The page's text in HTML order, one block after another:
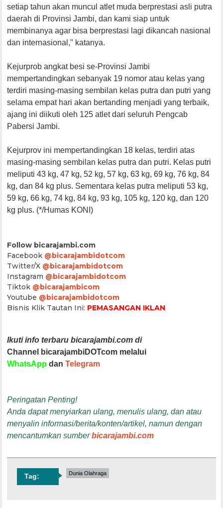
setiap tahun akan muncul atlet muda berprestasi asli putra
daerah di Provinsi Jambi, dan kami siap untuk
membinanya agar bisa berprestasi lagi dikancah nasional
dan internasional," katanya.
Kejurprob angkat besi se-Provinsi Jambi
mempertandingkan sebanyak 19 nomor atau kelas yang
terdiri masing-masing sembilan kelas putra dan putri yang
selama empat hari akan bertanding menjadi yang terbaik,
ajang ini diikuti oleh 125 atlet dari seluruh Pengcab
Pabersi Jambi.
Kejurprov ini mempertandingkan 18 kelas, terdiri atas
masing-masing sembilan kelas putra dan putri. Kelas putri
meliputi 43 kg, 47 kg, 52 kg, 57 kg, 63 kg, 69 kg, 76 kg, 84
kg, dan 84 kg plus. Sementara kelas putra meliputi 53 kg,
59 kg, 66 kg, 74 kg, 84 kg, 93 kg, 105 kg, 120 kg, dan 120
kg plus. (*/Humas KONI)
Follow bicarajambi.com
Facebook @bicarajambidotcom
Twitter/X @bicarajambidotcom
Instagram @bicarajambidotcom
Tiktok @bicarajambicom
Youtube @bicarajambidotcom
Bisnis Klik Tautan Ini: PEMASANGAN IKLAN
Ikuti info terbaru bicarajambi.com di
Channel bicarajambiDOTcom melalui
WhatsApp danTelegram
Peringatan Penting!
Anda dapat menyiarkan ulang, menulis ulang, dan atau
menyalin informasi/berita/konten/artikel, namun dengan
mencantumkan sumberbicarajambi.com
Tag: Dunia Olahraga